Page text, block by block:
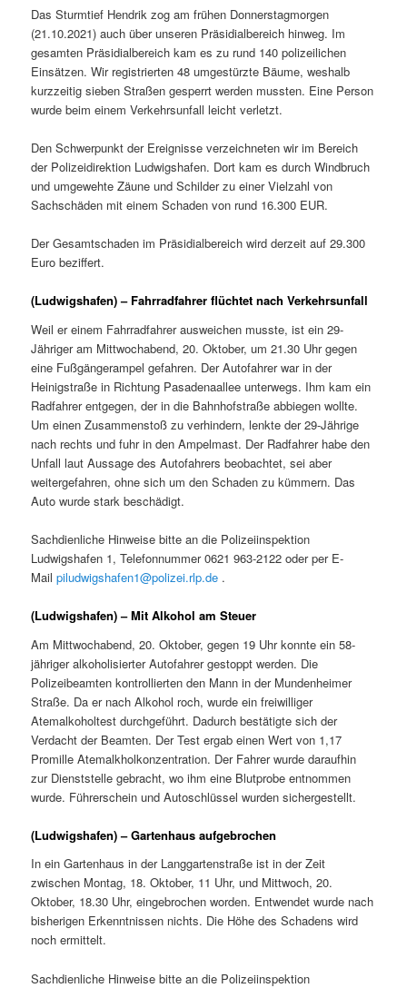
Das Sturmtief Hendrik zog am frühen Donnerstagmorgen
(21.10.2021) auch über unseren Präsidialbereich hinweg. Im
gesamten Präsidialbereich kam es zu rund 140 polizeilichen
Einsätzen. Wir registrierten 48 umgestürzte Bäume, weshalb
kurzzeitig sieben Straßen gesperrt werden mussten. Eine Person
wurde beim einem Verkehrsunfall leicht verletzt.
Den Schwerpunkt der Ereignisse verzeichneten wir im Bereich
der Polizeidirektion Ludwigshafen. Dort kam es durch Windbruch
und umgewehte Zäune und Schilder zu einer Vielzahl von
Sachschäden mit einem Schaden von rund 16.300 EUR.
Der Gesamtschaden im Präsidialbereich wird derzeit auf 29.300
Euro beziffert.
(Ludwigshafen) – Fahrradfahrer flüchtet nach Verkehrsunfall
Weil er einem Fahrradfahrer ausweichen musste, ist ein 29-
Jähriger am Mittwochabend, 20. Oktober, um 21.30 Uhr gegen
eine Fußgängerampel gefahren. Der Autofahrer war in der
Heinigstraße in Richtung Pasadenaallee unterwegs. Ihm kam ein
Radfahrer entgegen, der in die Bahnhofstraße abbiegen wollte.
Um einen Zusammenstoß zu verhindern, lenkte der 29-Jährige
nach rechts und fuhr in den Ampelmast. Der Radfahrer habe den
Unfall laut Aussage des Autofahrers beobachtet, sei aber
weitergefahren, ohne sich um den Schaden zu kümmern. Das
Auto wurde stark beschädigt.
Sachdienliche Hinweise bitte an die Polizeiinspektion
Ludwigshafen 1, Telefonnummer 0621 963-2122 oder per E-
Mailpiludwigshafen1@polizei.rlp.de .
(Ludwigshafen) – Mit Alkohol am Steuer
Am Mittwochabend, 20. Oktober, gegen 19 Uhr konnte ein 58-
jähriger alkoholisierter Autofahrer gestoppt werden. Die
Polizeibeamten kontrollierten den Mann in der Mundenheimer
Straße. Da er nach Alkohol roch, wurde ein freiwilliger
Atemalkoholtest durchgeführt. Dadurch bestätigte sich der
Verdacht der Beamten. Der Test ergab einen Wert von 1,17
Promille Atemalkholkonzentration. Der Fahrer wurde daraufhin
zur Dienststelle gebracht, wo ihm eine Blutprobe entnommen
wurde. Führerschein und Autoschlüssel wurden sichergestellt.
(Ludwigshafen) – Gartenhaus aufgebrochen
In ein Gartenhaus in der Langgartenstraße ist in der Zeit
zwischen Montag, 18. Oktober, 11 Uhr, und Mittwoch, 20.
Oktober, 18.30 Uhr, eingebrochen worden. Entwendet wurde nach
bisherigen Erkenntnissen nichts. Die Höhe des Schadens wird
noch ermittelt.
Sachdienliche Hinweise bitte an die Polizeiinspektion